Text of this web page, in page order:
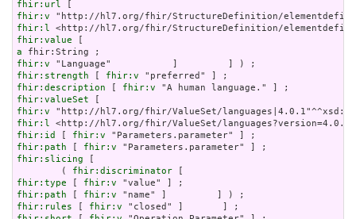
fhir:url
fhir:v
fhir:l
fhir:value
a
fhir:v
fhir:strength [ fhir:v
fhir:description [ fhir:v
fhir:valueSet
fhir:v
fhir:l
fhir:id
[ fhir:v
fhir:path [ fhir:v
fhir:slicing [
        (
fhir:discriminator
fhir:type [ fhir:v
fhir:path [ fhir:v
fhir:rules [ fhir:v